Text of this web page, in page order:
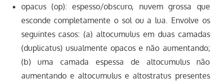
opacus (op): espesso/obscuro, nuvem grossa que
esconde completamente o sol ou a lua. Envolve os
seguintes casos: (a) altocumulus em duas camadas
(duplicatus) usualmente opacos e não aumentando;
(b) uma camada espessa de altocumulus não
aumentando e altocumulus e altostratus presentes